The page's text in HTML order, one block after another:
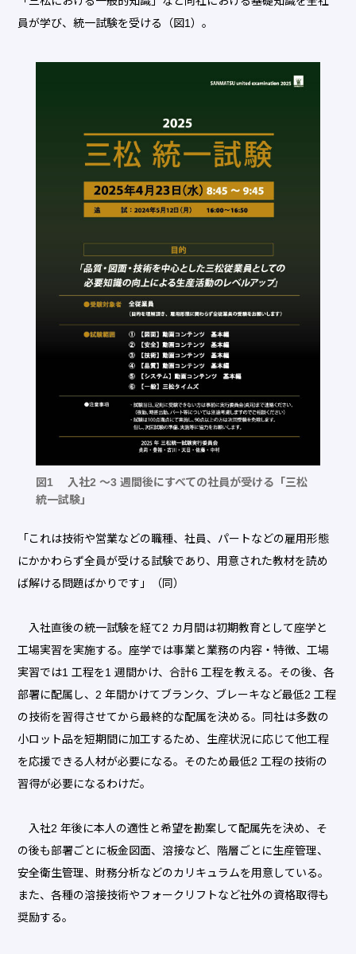
員が学び、統一試験を受ける（図1）。
図1 入社2 〜3 週間後にすべての社員が受ける「三松
統一試験」
「これは技術や営業などの職種、社員、パートなどの雇用形態
にかかわらず全員が受ける試験であり、用意された教材を読め
ば解ける問題ばかりです」（同）
入社直後の統一試験を経て2 カ月間は初期教育として座学と
工場実習を実施する。座学では事業と業務の内容・特徴、工場
実習では1 工程を1 週間かけ、合計6 工程を教える。その後、各
部署に配属し、2 年間かけてブランク、ブレーキなど最低2 工程
の技術を習得させてから最終的な配属を決める。同社は多数の
小ロット品を短期間に加工するため、生産状況に応じて他工程
を応援できる人材が必要になる。そのため最低2 工程の技術の
習得が必要になるわけだ。
入社2 年後に本人の適性と希望を勘案して配属先を決め、そ
の後も部署ごとに板金図面、溶接など、階層ごとに生産管理、
安全衛生管理、財務分析などのカリキュラムを用意している。
また、各種の溶接技術やフォークリフトなど社外の資格取得も
奨励する。